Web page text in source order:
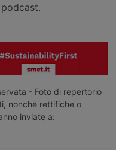
- Foto di repertorio
nonché rettifiche o
inviate a: